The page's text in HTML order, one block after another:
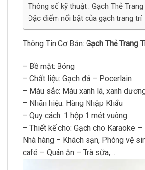
Thông số kỹ thuật : Gạch Thẻ
Đặc điểm nổi bật của gạch trang trí
Thông Tin Cơ Bản: Gạch Thẻ Trang
– Bề mặt: Bóng
– Chất liệu: Gạch đá – Pocerlain
– Màu sắc: Màu xanh lá, xanh
– Nhãn hiệu: Hàng Nhập Khẩu
– Quy cách: 1 hộp 1 mét vuông
– Thiết kế cho: Gạch cho Karaoke –
Nhà hàng – Khách sạn, Phòng vệ
café – Quán ăn – Trà sữa,…